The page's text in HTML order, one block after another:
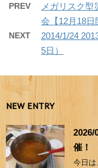
PREV
メガリスク
会【12月18日
NEXT
2014/1/24
5日）
NEW ENTRY
2026/
催！
今日は